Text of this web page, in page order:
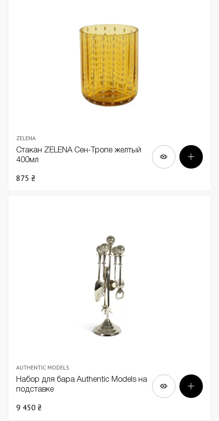
ZELENA
Стакан ZELENA Сен-Тропе желтый
400мл
875 ₴
AUTHENTIC MODELS
Набор для бара Authentic Models на
подставке
9 450 ₴